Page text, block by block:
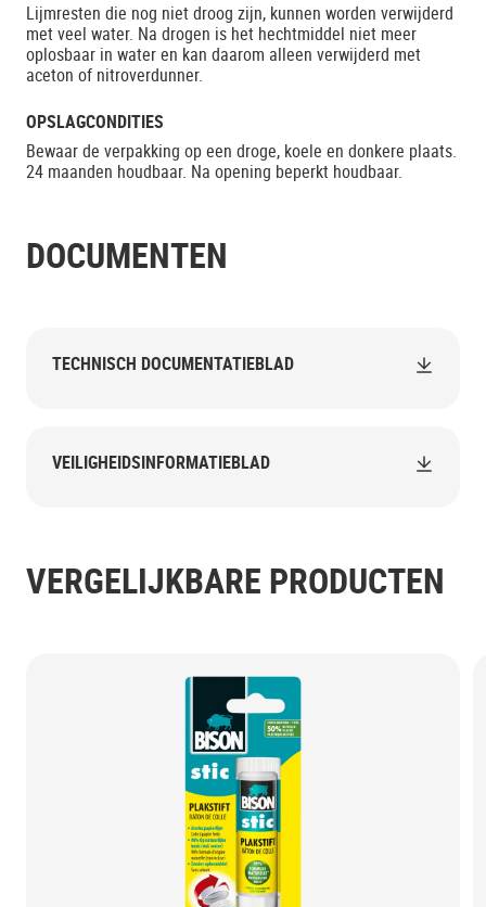
Lijmresten die nog niet droog zijn, kunnen worden verwijderd
met veel water. Na drogen is het hechtmiddel niet meer
oplosbaar in water en kan daarom alleen verwijderd met
aceton of nitroverdunner.
OPSLAGCONDITIES
Bewaar de verpakking op een droge, koele en donkere plaats.
24 maanden houdbaar. Na opening beperkt houdbaar.
DOCUMENTEN
TECHNISCH DOCUMENTATIEBLAD
VEILIGHEIDSINFORMATIEBLAD
VERGELIJKBARE PRODUCTEN